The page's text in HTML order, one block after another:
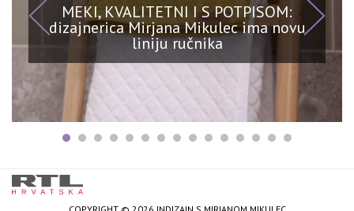
MEKI, KVALITETNI I S POTPISOM:
dizajnerica Mirjana Mikulec ima novu
liniju ručnika